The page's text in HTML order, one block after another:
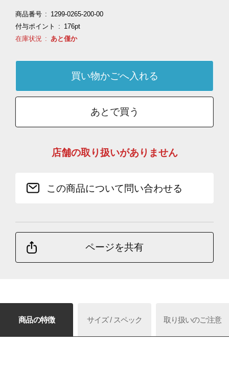
商品番号
1299-0265-200-00
付与ポイント
176pt
在庫状況
あと僅か
あとで買う
店舗の取り扱いがありません
この商品について問い合わせる
ページを共有
商品の特徴 サイズ / スペック 取り扱いのご注意